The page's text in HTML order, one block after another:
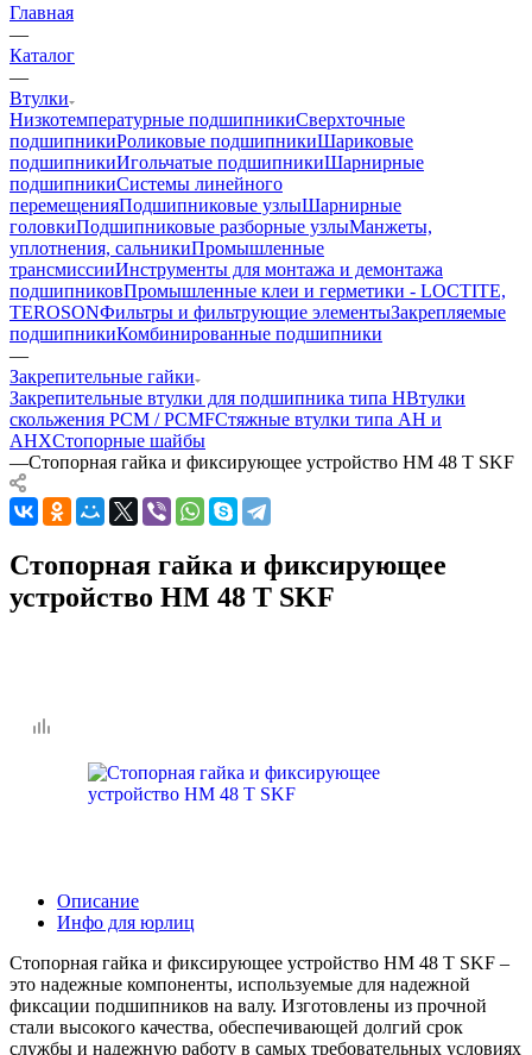
Главная
—
Каталог
—
Втулки
Низкотемпературные подшипникиСверхточные
подшипникиРоликовые подшипникиШариковые
подшипникиИгольчатые подшипникиШарнирные
подшипникиСистемы линейного
перемещенияПодшипниковые узлыШарнирные
головкиПодшипниковые разборные узлыМанжеты,
уплотнения, сальникиПромышленные
трансмиссииИнструменты для монтажа и демонтажа
подшипниковПромышленные клеи и герметики - LOCTITE,
TEROSONФильтры и фильтрующие элементыЗакрепляемые
подшипникиКомбинированные подшипники
—
Закрепительные гайки
Закрепительные втулки для подшипника типа HВтулки
скольжения PCM / PCMFСтяжные втулки типа AH и
AHXСтопорные шайбы
—Стопорная гайка и фиксирующее устройство HM 48 T SKF
Стопорная гайка и фиксирующее
устройство HM 48 T SKF
Описание
Инфо для юрлиц
Стопорная гайка и фиксирующее устройство HM 48 T SKF –
это надежные компоненты, используемые для надежной
фиксации подшипников на валу. Изготовлены из прочной
стали высокого качества, обеспечивающей долгий срок
службы и надежную работу в самых требовательных условиях